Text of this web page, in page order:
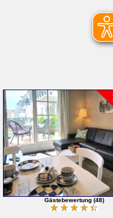
Gästebewertung (48)